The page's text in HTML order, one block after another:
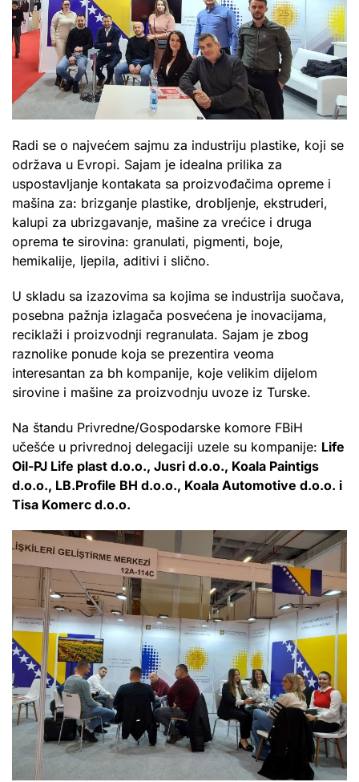
Radi se o najvećem sajmu za industriju plastike, koji se
održava u Evropi. Sajam je idealna prilika za
uspostavljanje kontakata sa proizvođačima opreme i
mašina za: brizganje plastike, drobljenje, ekstruderi,
kalupi za ubrizgavanje, mašine za vrećice i druga
oprema te sirovina: granulati, pigmenti, boje,
hemikalije, ljepila, aditivi i slično.
U skladu sa izazovima sa kojima se industrija suočava,
posebna pažnja izlagača posvećena je inovacijama,
reciklaži i proizvodnji regranulata. Sajam je zbog
raznolike ponude koja se prezentira veoma
interesantan za bh kompanije, koje velikim dijelom
sirovine i mašine za proizvodnju uvoze iz Turske.
Na štandu Privredne/Gospodarske komore FBiH
učešće u privrednoj delegaciji uzele su kompanije: Life
Oil-PJ Life plast d.o.o., Jusri d.o.o., Koala Paintigs
d.o.o., LB.Profile BH d.o.o., Koala Automotive d.o.o. i
Tisa Komerc d.o.o.